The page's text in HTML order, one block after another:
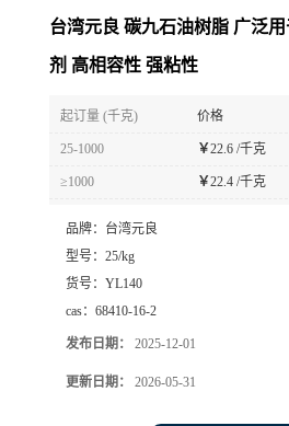
台湾元良 碳九石油树脂 广泛
剂 高相容性 强粘性
起订量 (千克) 价格
25-1000 ￥22.6 /千克
≥1000 ￥22.4 /千克
品牌： 台湾元良
型号： 25/kg
货号： YL140
cas： 68410-16-2
发布日期： 2025-12-01
更新日期： 2026-05-31